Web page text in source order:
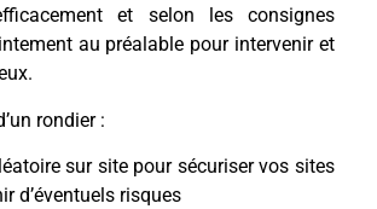
et selon les consignes
au préalable pour intervenir et
rondier :
sur site pour sécuriser vos sites
d’éventuels risques